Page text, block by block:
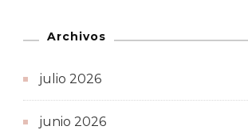
Archivos
julio 2026
junio 2026